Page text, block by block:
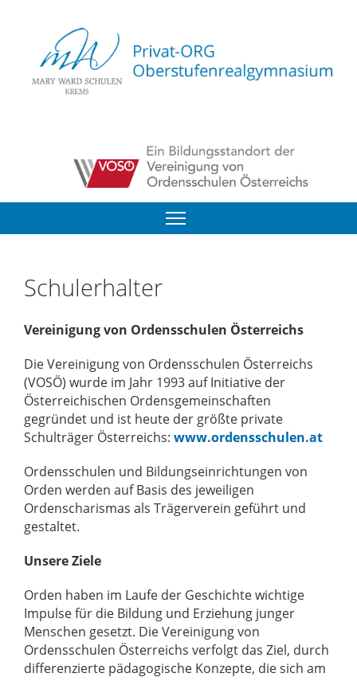
Schulerhalter
Vereinigung von Ordensschulen Österreichs
Die Vereinigung von Ordensschulen Österreichs
(VOSÖ) wurde im Jahr 1993 auf Initiative der
Österreichischen Ordensgemeinschaften
gegründet und ist heute der größte private
Schulträger Österreichs: www.ordensschulen.at
Ordensschulen und Bildungseinrichtungen von
Orden werden auf Basis des jeweiligen
Ordenscharismas als Trägerverein geführt und
gestaltet.
Unsere Ziele
Orden haben im Laufe der Geschichte wichtige
Impulse für die Bildung und Erziehung junger
Menschen gesetzt. Die Vereinigung von
Ordensschulen Österreichs verfolgt das Ziel, durch
differenzierte pädagogische Konzepte, die sich am